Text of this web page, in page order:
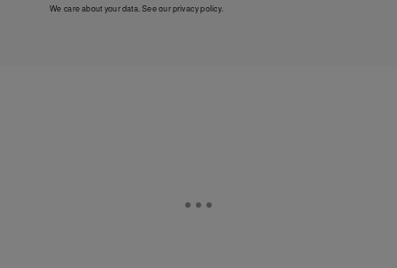
We care about your data. See ourprivacy policy.